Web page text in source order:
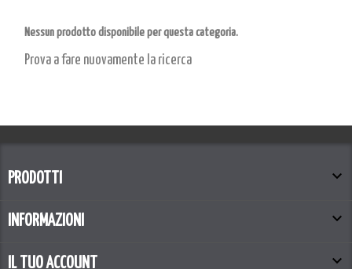
Nessun prodotto disponibile per questa categoria.
Prova a fare nuovamente la ricerca
PRODOTTI 
INFORMAZIONI 
IL TUO ACCOUNT 